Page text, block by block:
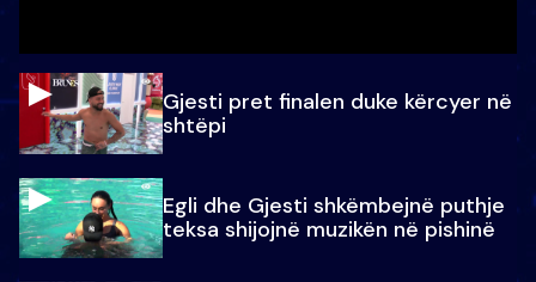
Gjesti pret finalen duke kërcyer në
shtëpi
Egli dhe Gjesti shkëmbejnë puthje
teksa shijojnë muzikën në pishinë